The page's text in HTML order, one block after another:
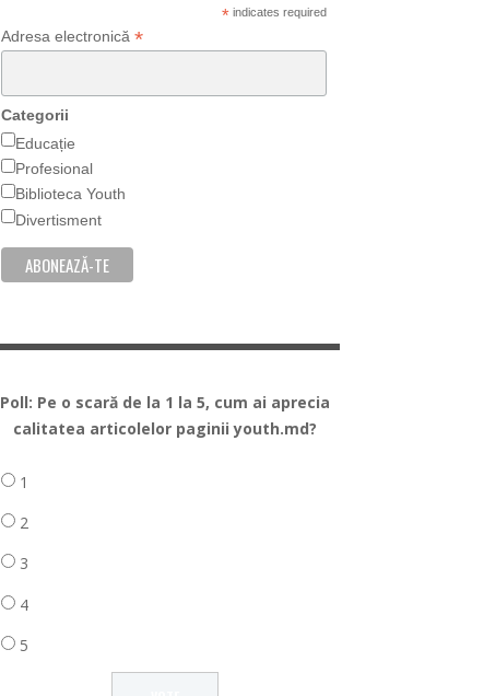
*indicates required
Adresa electronică *
Categorii
Educație
Profesional
Biblioteca Youth
Divertisment
Poll: Pe o scară de la 1 la 5, cum ai aprecia
calitatea articolelor paginii youth.md?
1
2
3
4
5